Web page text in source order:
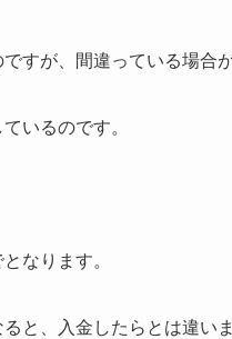
すが、間違っている場合
いるのです。
なります。
と、入金したらとは違いま